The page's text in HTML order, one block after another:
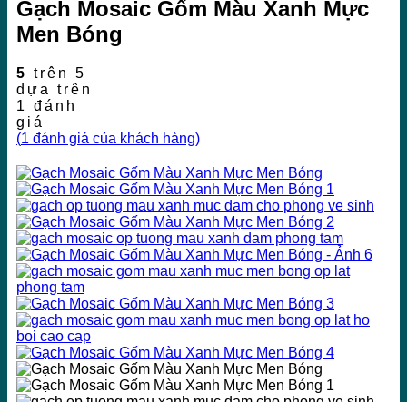
Gạch Mosaic Gốm Màu Xanh Mực
Men Bóng
5 trên 5
dựa trên
1
đánh
giá
(1 đánh giá của khách hàng)